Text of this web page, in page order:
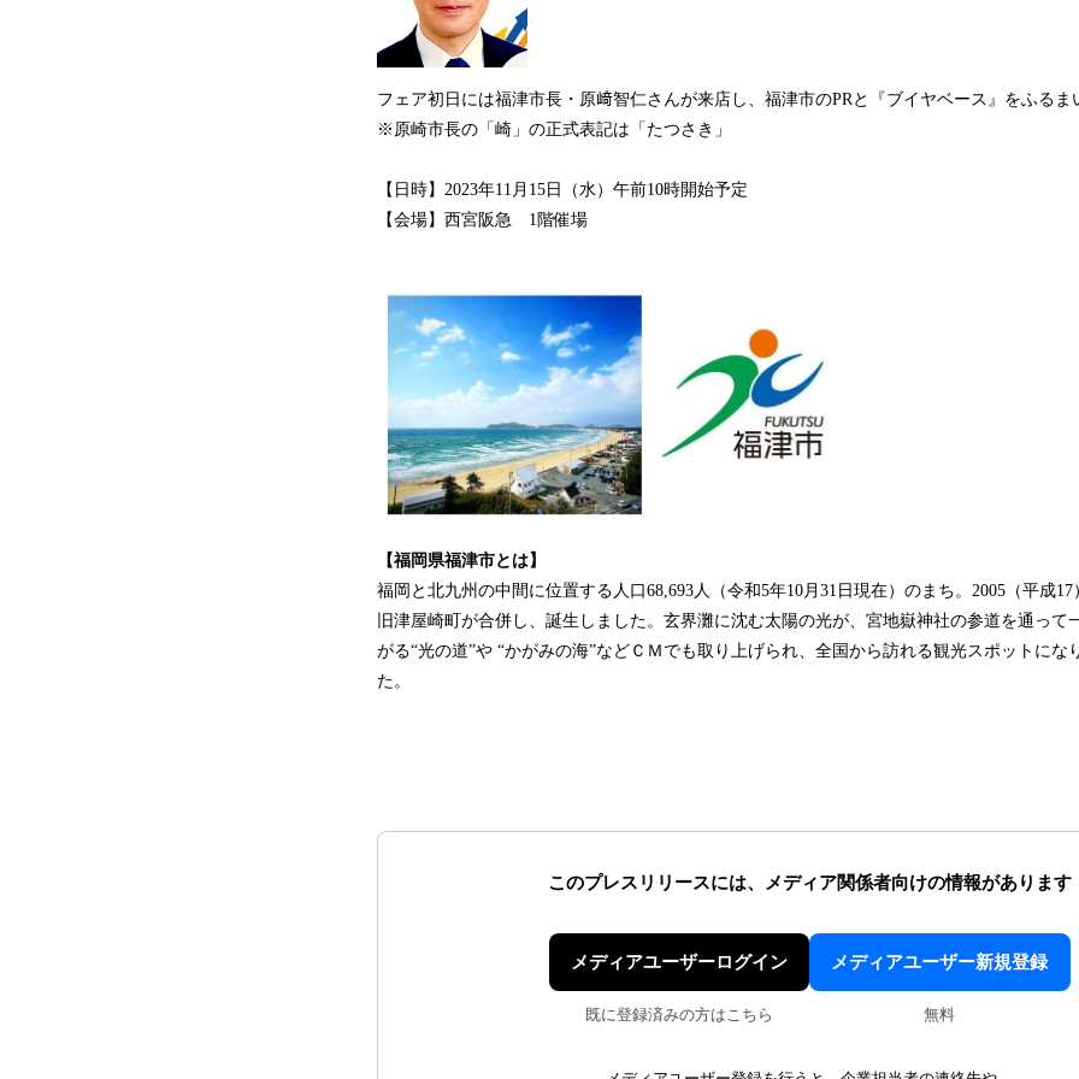
フェア初日には福津市長・原﨑智仁さんが来店し、福津市のPRと『ブイヤベース』をふるま
※原崎市長の「崎」の正式表記は「たつさき」
【日時】2023年11月15日（水）午前10時開始予定
【会場】西宮阪急 1階催場
【福岡県福津市とは】
福岡と北九州の中間に位置する人口68,693人（令和5年10月31日現在）のまち。2005（平成
旧津屋崎町が合併し、誕生しました。玄界灘に沈む太陽の光が、宮地嶽神社の参道を通って
がる“光の道”や “かがみの海”などＣＭでも取り上げられ、全国から訪れる観光スポットにな
た。
このプレスリリースには、 メディア関係者向けの情報があります
メディアユーザーログイン
既に登録済みの方はこちら
メディアユーザー新規登録
無料